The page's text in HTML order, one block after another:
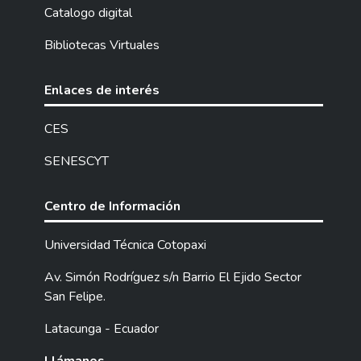
la presente investigación tiene como
productos en la empresa AJ DITEC, ubicada
desarrollo de una aplicación web utilizando
la metodología de desarrollo ágil Lean. Esta
Arquitectónico Modelo Vista Template
Python y el sistema gestor de base de
datos PostgreSQL. La incorporación de
Lean Software Development permitió
tiempos de desarrollo y asegurar la entrega
continua de valor al cliente. Asimismo, se
logró eliminar procesos innecesarios y
Catalogo digital
Bibliotecas Virtuales
Enlaces de interés
CES
SENESCYT
Centro de Información
Universidad Técnica Cotopaxi
Av. Simón Rodríguez s/n Barrio El Ejido Sector
San Felipe.
Latacunga - Ecuador